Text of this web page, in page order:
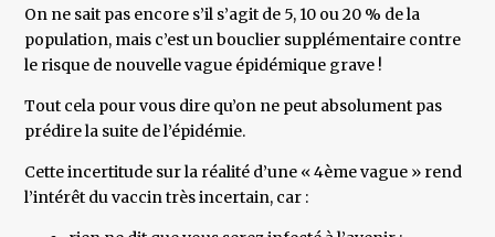
On ne sait pas encore s’il s’agit de 5, 10 ou 20 % de la
population, mais c’est un bouclier supplémentaire contre
le risque de nouvelle vague épidémique grave !
Tout cela pour vous dire qu’on ne peut absolument pas
prédire la suite de l’épidémie.
Cette incertitude sur la réalité d’une « 4ème vague » rend
l’intérêt du vaccin très incertain, car :